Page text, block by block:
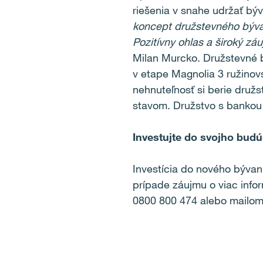
riešenia v snahe udržať
koncept družstevného
Pozitívny ohlas a široký
Milan Murcko. Družstevné
v etape Magnolia 3
nehnuteľnosť si berie
stavom. Družstvo s
Investujte do svojho
Investícia do nového
prípade záujmu o viac
0800 800 474 alebo